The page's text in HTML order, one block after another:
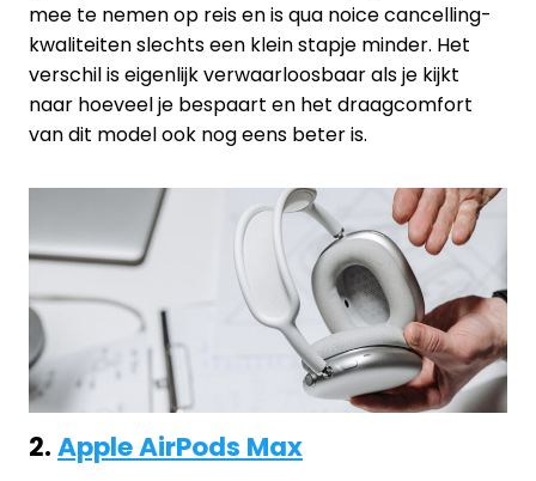
mee te nemen op reis en is qua noice cancelling-
kwaliteiten slechts een klein stapje minder. Het
verschil is eigenlijk verwaarloosbaar als je kijkt
naar hoeveel je bespaart en het draagcomfort
van dit model ook nog eens beter is.
2.Apple AirPods Max